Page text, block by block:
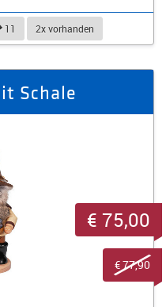
11 2x vorhanden
Schale
€ 75,00
€ 77,90